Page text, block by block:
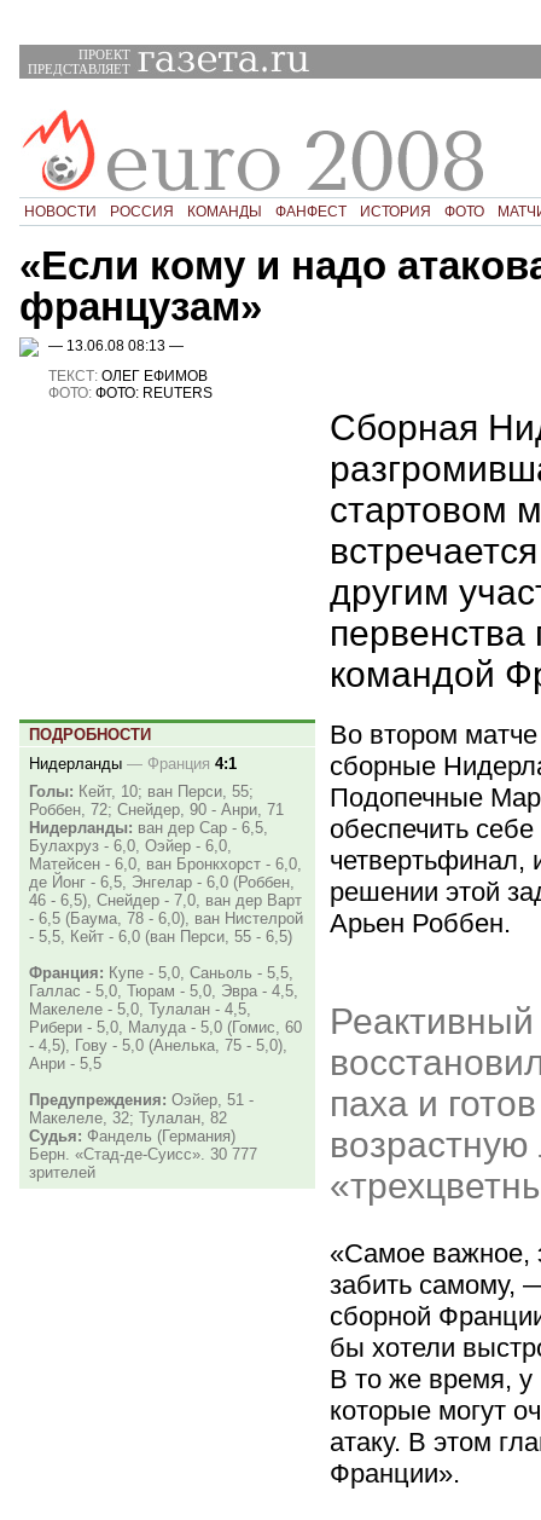
ПРОЕКТ
ПРЕДСТАВЛЯЕТ
НОВОСТИ РОССИЯ КОМАНДЫ ФАНФЕСТ ИСТОРИЯ ФОТО
«Если кому и надо
французам»
— 13.06.08 08:13 —
ТЕКСТ: ОЛЕГ ЕФИМОВ
ФОТО: ФОТО: REUTERS
Сборная
стартовом
другим
командой
ПОДРОБНОСТИ
Нидерланды — Франция 4:1
Голы: Кейт, 10; ван Перси, 55;
Роббен, 72; Снейдер, 90 - Анри, 71
Нидерланды: ван дер Сар - 6,5,
Булахруз - 6,0, Оэйер - 6,0,
Матейсен - 6,0, ван Бронкхорст - 6,0,
де Йонг - 6,5, Энгелар - 6,0 (Роббен,
46 - 6,5), Снейдер - 7,0, ван дер Варт
- 6,5 (Баума, 78 - 6,0), ван Нистелрой
- 5,5, Кейт - 6,0 (ван Перси, 55 - 6,5)
Франция: Купе - 5,0, Саньоль - 5,5,
Галлас - 5,0, Тюрам - 5,0, Эвра - 4,5,
Макелеле - 5,0, Тулалан - 4,5,
Рибери - 5,0, Малуда - 5,0 (Гомис, 60
- 4,5), Гову - 5,0 (Анелька, 75 - 5,0),
Анри - 5,5
Предупреждения: Оэйер, 51 -
Макелеле, 32; Тулалан, 82
Судья: Фандель (Германия)
Берн. «Стад-де-Суисс». 30 777
зрителей
Во втором
сборные
Подопечные
обеспечить себе
решении этой
Арьен Роббен.
паха и
«Самое важное,
забить самому,
сборной
бы хотели
В то же время, у
которые могут
атаку. В этом
Франции».